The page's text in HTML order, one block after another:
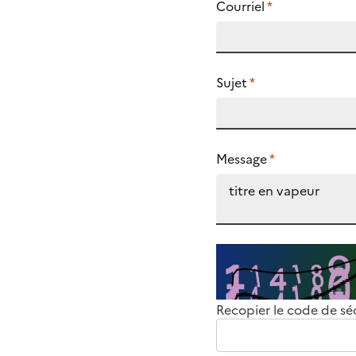
Courriel*
Sujet*
Message*
Recopier le code de